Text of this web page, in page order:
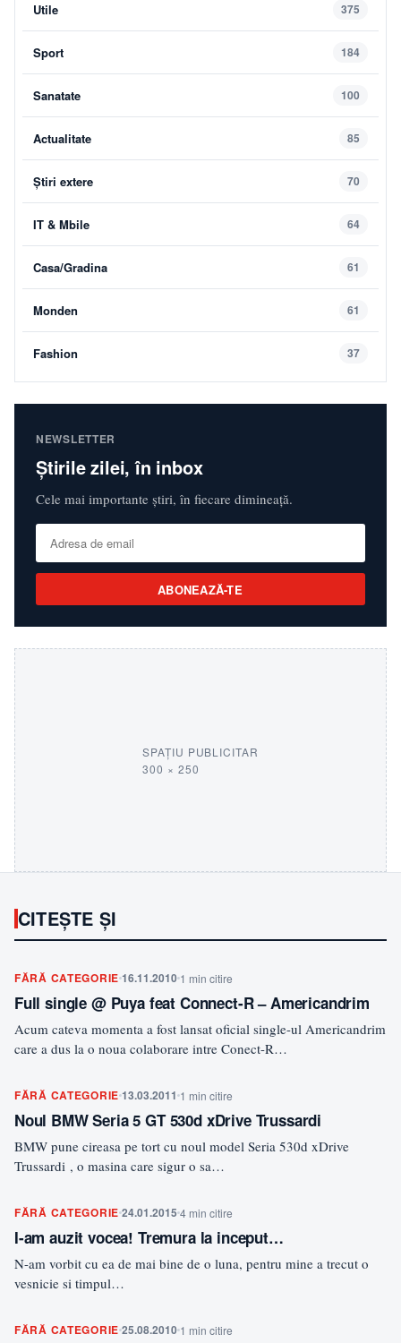
Utile 375
Sport 184
Sanatate 100
Actualitate 85
Știri extere 70
IT & Mbile 64
Casa/Gradina 61
Monden 61
Fashion 37
NEWSLETTER
Știrile zilei, în inbox
Cele mai importante știri, în fiecare dimineață.
ABONEAZĂ-TE
SPAȚIU PUBLICITAR
300 × 250
CITEȘTE ȘI
FĂRĂ CATEGORIE16.11.2010 1 min citire
Full single @ Puya feat Connect-R – Americandrim
Acum cateva momenta a fost lansat oficial single-ul Americandrim
care a dus la o noua colaborare intre Conect-R…
FĂRĂ CATEGORIE13.03.2011 1 min citire
Noul BMW Seria 5 GT 530d xDrive Trussardi
BMW pune cireasa pe tort cu noul model Seria 530d xDrive
Trussardi , o masina care sigur o sa…
FĂRĂ CATEGORIE24.01.20154 min citire
I-am auzit vocea! Tremura la inceput…
N-am vorbit cu ea de mai bine de o luna, pentru mine a trecut o
vesnicie si timpul…
FĂRĂ CATEGORIE25.08.2010 1 min citire